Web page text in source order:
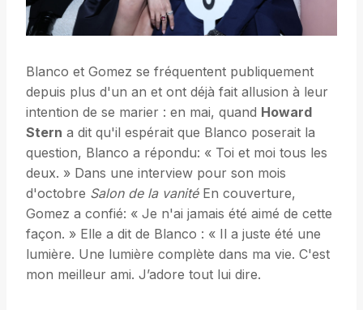
Blanco et Gomez se fréquentent publiquement
depuis plus d'un an et ont déjà fait allusion à leur
intention de se marier : en mai, quand Howard
Stern a dit qu'il espérait que Blanco poserait la
question, Blanco a répondu: « Toi et moi tous les
deux. » Dans une interview pour son mois
d'octobre Salon de la vanitéEn couverture,
Gomez a confié: « Je n'ai jamais été aimé de cette
façon. » Elle a dit de Blanco : « Il a juste été une
lumière. Une lumière complète dans ma vie. C'est
mon meilleur ami. J’adore tout lui dire.